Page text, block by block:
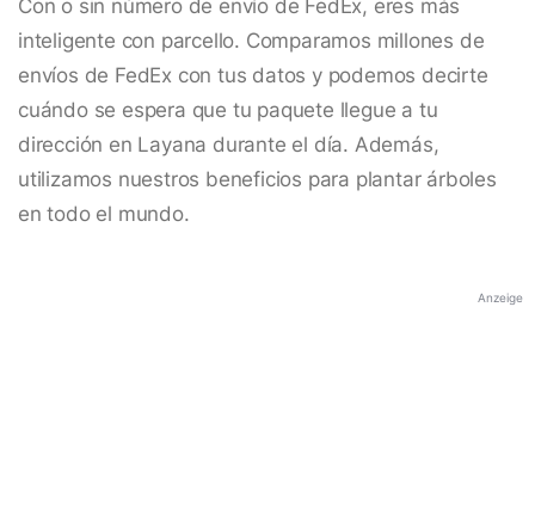
Con o sin número de envío de FedEx, eres más
inteligente con parcello. Comparamos millones de
envíos de FedEx con tus datos y podemos decirte
cuándo se espera que tu paquete llegue a tu
dirección en Layana durante el día. Además,
utilizamos nuestros beneficios para plantar árboles
en todo el mundo.
Anzeige